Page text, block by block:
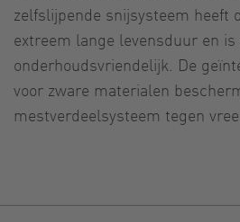
zelfslijpende snijsysteem heeft
extreem lange levensduur en is
onderhoudsvriendelijk. De
voor zware materialen
mestverdeelsysteem tegen